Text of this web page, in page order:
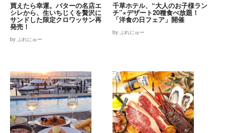
買えたら幸運。バターの名店エ
シレから、生いちじくを贅沢に
サンドした限定クロワッサン再
発売！
by ぷれにゅー
千草ホテル、“大人のお子様ラン
チ”×デザート20種食べ放題！
「洋食の日フェア」開催
by ぷれにゅー